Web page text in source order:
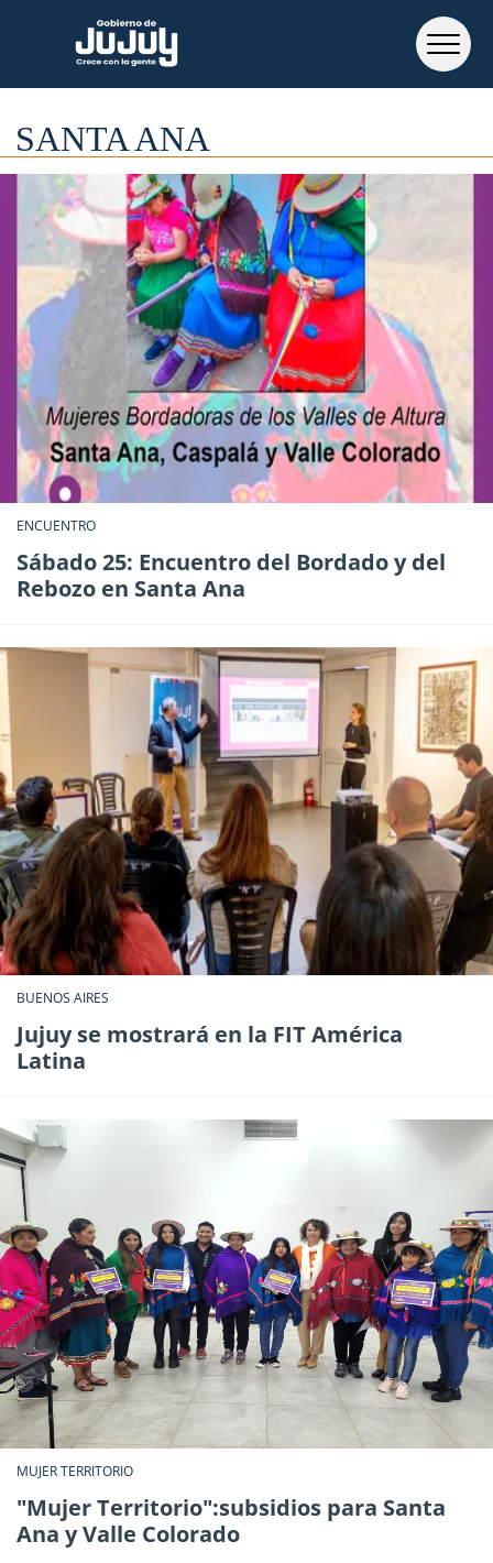
SANTA ANA
ENCUENTRO
Sábado 25: Encuentro del Bordado y del
Rebozo en Santa Ana
BUENOS AIRES
Jujuy se mostrará en la FIT América
Latina
MUJER TERRITORIO
"Mujer Territorio":subsidios para Santa
Ana y Valle Colorado